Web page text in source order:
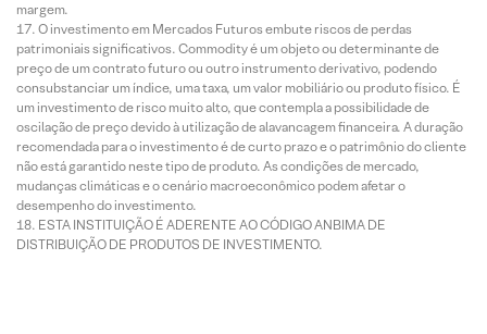
margem.
O investimento em Mercados Futuros embute riscos de perdas
patrimoniais significativos. Commodity é um objeto ou determinante de
preço de um contrato futuro ou outro instrumento derivativo, podendo
consubstanciar um índice, uma taxa, um valor mobiliário ou produto físico. É
um investimento de risco muito alto, que contempla a possibilidade de
oscilação de preço devido à utilização de alavancagem financeira. A duração
recomendada para o investimento é de curto prazo e o patrimônio do cliente
não está garantido neste tipo de produto. As condições de mercado,
mudanças climáticas e o cenário macroeconômico podem afetar o
desempenho do investimento.
ESTA INSTITUIÇÃO É ADERENTE AO CÓDIGO ANBIMA DE
DISTRIBUIÇÃO DE PRODUTOS DE INVESTIMENTO.